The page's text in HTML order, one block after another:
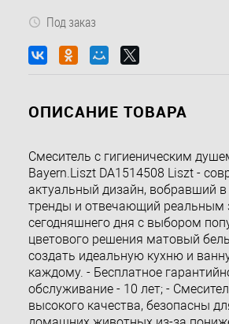
Под заказ
ОПИСАНИЕ ТОВАРА
Смеситель с гигиеническим
Bayern.Liszt DA1514508 Liszt -
актуальный дизайн, вобравший
тренды и отвечающий реальным
сегодняшнего дня с выбором
цветового решения матовый
создать идеальную кухню и
каждому. - Бесплатное
обслуживание - 10 лет; -
высокого качества, безопасны